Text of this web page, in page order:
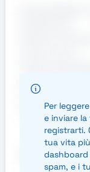
montaggio
Controllo
misura
Requisiti
Per
e inviare
registrarti.
tua vita
dashboard
spam, e i